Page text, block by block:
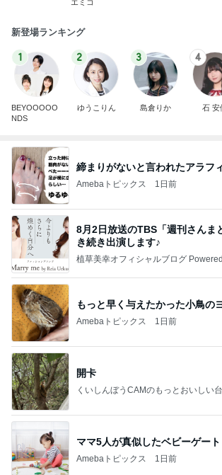
エミコ
新登場ランキング
1
BEYOOOOO
NDS
2
ゆうこりん
3
島倉りか
4
石 安
締まりがないと言われたアラフ
Amebaトピックス 1日前
8月2日放送のTBS「週刊さんま
き続き出演します♪
植草美幸オフィシャルブログ
もっと早く与えたかった小鳥の
Amebaトピックス 1日前
開卡
くいしんぼうCAMのもっとおいしい
ママ5人が真似したベビーゲート
Amebaトピックス 1日前